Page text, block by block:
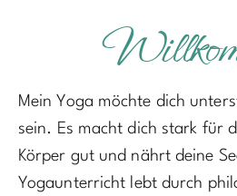
Mein Yoga möchte dich
sein. Es macht dich stark für
Körper gut und nährt deine
Yogaunterricht lebt durch